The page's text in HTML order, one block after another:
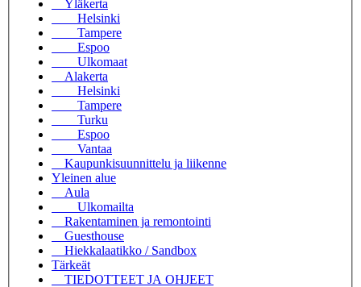
Yläkerta
Helsinki
Tampere
Espoo
Ulkomaat
Alakerta
Helsinki
Tampere
Turku
Espoo
Vantaa
Kaupunkisuunnittelu ja liikenne
Yleinen alue
Aula
Ulkomailta
Rakentaminen ja remontointi
Guesthouse
Hiekkalaatikko / Sandbox
Tärkeät
TIEDOTTEET JA OHJEET